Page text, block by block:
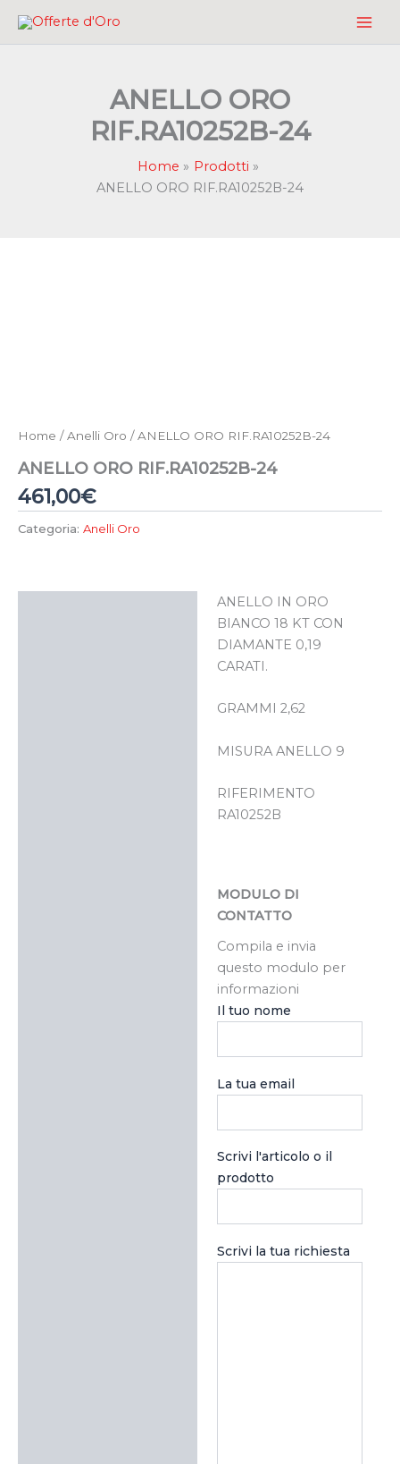
ANELLO ORO
RIF.RA10252B-24
Home
Prodotti
ANELLO ORO RIF.RA10252B-24
Home /Anelli Oro / ANELLO ORO RIF.RA10252B-24
ANELLO ORO RIF.RA10252B-24
461,00€
Categoria: Anelli Oro
ANELLO IN ORO
BIANCO 18 KT CON
DIAMANTE 0,19
CARATI.
GRAMMI 2,62
MISURA ANELLO 9
RIFERIMENTO
RA10252B
MODULO DI
CONTATTO
Compila e invia
questo modulo per
informazioni
Il tuo nome
La tua email
Scrivi l'articolo o il
prodotto
Scrivi la tua richiesta